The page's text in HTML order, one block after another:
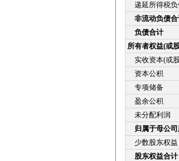
递延所得税负
非流动负债
负债合计
所有者权益(或
实收资本(或
资本公积
专项储备
盈余公积
未分配利润
归属于母公
少数股东权益
股东权益合计